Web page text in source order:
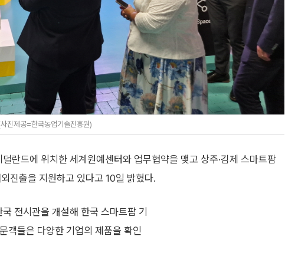
진제공=한국농업기술진흥원)
란드에 위치한 세계원예센터와 업무협약을 맺고 상주·김제 스마트팜
진출을 지원하고 있다고 10일 밝혔다.
전시관을 개설해 한국 스마트팜 기
객들은 다양한 기업의 제품을 확인